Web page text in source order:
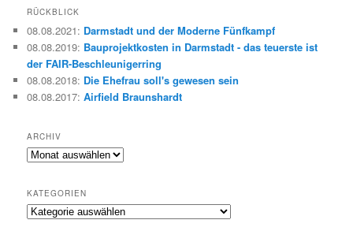
h
n
RÜCKBLICK
08.08.2021: Darmstadt und der Moderne Fünfkampf
08.08.2019: Bauprojektkosten in Darmstadt - das teuerste ist
der FAIR-Beschleunigerring
08.08.2018: Die Ehefrau soll's gewesen sein
08.08.2017:Airfield Braunshardt
ARCHIV
Archiv
KATEGORIEN
Kategorien